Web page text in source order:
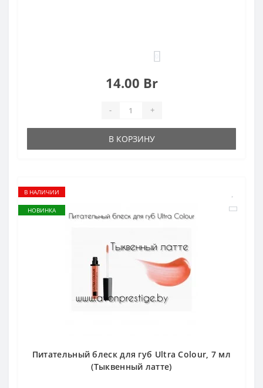
14.00 Br
- +
В КОРЗИНУ
В НАЛИЧИИ
НОВИНКА
Питательный блеск для губ Ultra Colour, 7 мл
(Тыквенный латте)